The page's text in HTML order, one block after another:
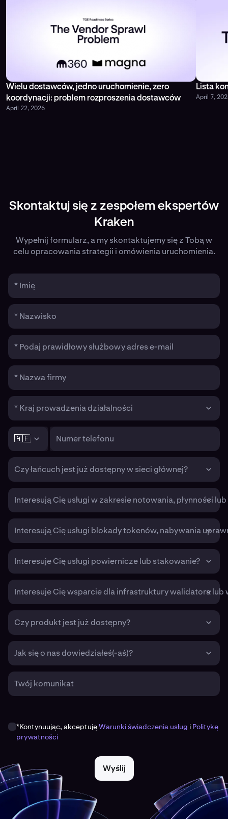
Wielu dostawców, jedno uruchomienie, zero
koordynacji: problem rozproszenia dostawców
April 22, 2026
Lista
April 7,
Skontaktuj się z zespołem ekspertów
Kraken
Wypełnij formularz, a my skontaktujemy się z Tobą w
celu opracowania strategii i omówienia uruchomienia.
* Imię
* Nazwisko
* Podaj prawidłowy służbowy adres e-mail
* Nazwa firmy
* Kraj prowadzenia działalności
🇦🇫 Numer telefonu
Czy łańcuch jest już dostępny w sieci głównej?
Interesują Cię usługi w zakresie notowania, płynności
Interesują Cię usługi blokady tokenów, nabywania
Interesuje Cię usługi powiernicze lub stakowanie?
Interesuje Cię wsparcie dla infrastruktury walidatora lub
Czy produkt jest już dostępny?
Jak się o nas dowiedziałeś(-aś)?
Twój komunikat
*Kontynuując, akceptujęWarunki świadczenia usług i Politykę
prywatności
Wyślij